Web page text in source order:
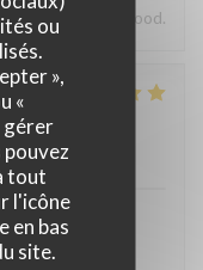
ou
»,
«
gérer
tout
l'icône
en bas
site.
Disappointing food.
Qualité / Prix
à prix